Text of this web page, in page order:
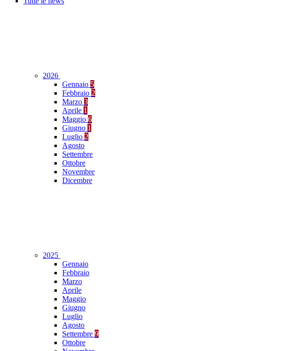
2026
Gennaio 5
Febbraio 2
Marzo 3
Aprile 1
Maggio 6
Giugno 1
Luglio 2
Agosto
Settembre
Ottobre
Novembre
Dicembre
2025
Gennaio
Febbraio
Marzo
Aprile
Maggio
Giugno
Luglio
Agosto
Settembre 9
Ottobre